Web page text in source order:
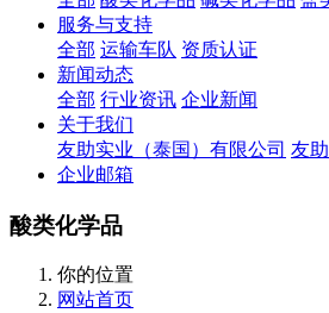
服务与支持
全部 运输车队 资质认证
新闻动态
全部 行业资讯 企业新闻
关于我们
友助实业（泰国）有限公司 友
企业邮箱
酸类化学品
你的位置
网站首页